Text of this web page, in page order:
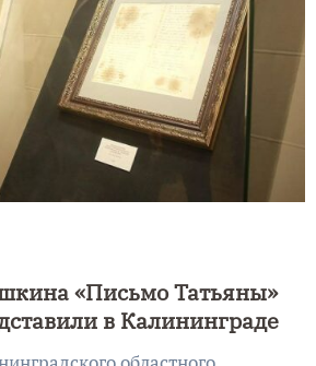
«Письмо Татьяны»
в Калининграде